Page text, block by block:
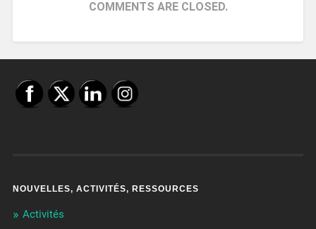
COMMENTS ARE CLOSED.
NOUVELLES, ACTIVITÉS, RESSOURCES
Activités